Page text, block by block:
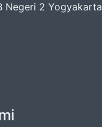
Negeri 2 Yogyakarta